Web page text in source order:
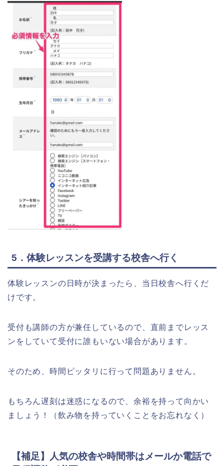
5．体験レッスンを受講する校舎へ行く
体験レッスンの日時が決まったら、当日校舎へ行くだ
けです。
受付も講師の方が兼任しているので、直前までレッス
ンをしていて受付に誰もいない場合があります。
そのため、時間ピッタリに行って問題ありません。
もちろん遅刻は迷惑になるので、余裕を持って向かい
ましょう！（飲み物を持っていくことをお忘れなく）
【補足】人気の校舎や時間帯はメールか電話で